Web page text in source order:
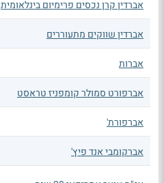
אברדין קרן נכסים פרימיום בינלאומית
אברדין שווקים מתעוררים
אברות
אברפורט סמולר קומפניז טראסט
אברפורת'
אברקומבי אנד פיץ'